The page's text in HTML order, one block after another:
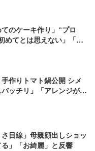
のケーキ作り」“プロ
めてとは思えない」「お
作りトマト鍋公開 シメ
ッチリ」「アレンジが天
目線」母親顔出しショッ
」「お綺麗」と反響